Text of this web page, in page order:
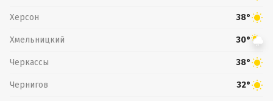
Херсон 38°
Хмельницкий 30°
Черкассы 38°
Чернигов 32°